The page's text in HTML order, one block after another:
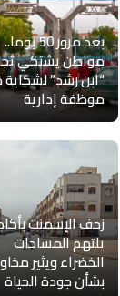
بعد مرور 50 يوما..
مواطن يشتكي
“ابن رشد”
موظفة إدارية
زحف الإسمنت
يلتهم المساحات
الخضراء ويثير
بشأن جودة الحياة